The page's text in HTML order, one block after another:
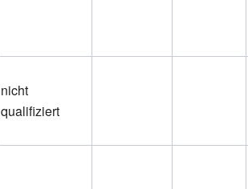
nicht
qualifiziert